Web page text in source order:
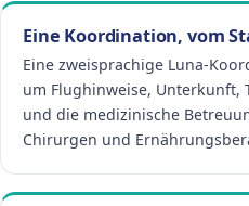
Eine Koordination, vom
Eine zweisprachige Luna-
um Flughinweise, Unterkunft,
und die medizinische
Chirurgen und